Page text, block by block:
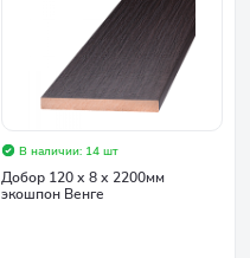
В наличии: 14 шт
Добор 120 х 8 х 2200мм
экошпон Венге